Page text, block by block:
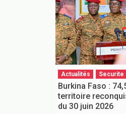
Actualités Securite
Burkina Faso :
territoire
du 30 juin 2026